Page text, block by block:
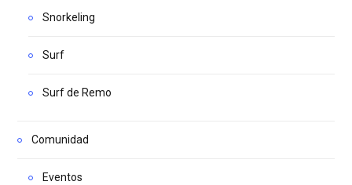
Snorkeling
Surf
Surf de Remo
Comunidad
Eventos